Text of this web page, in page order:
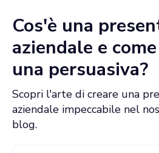
Cos'è una
aziendale e
una persuasiva?
Scopri l'arte di creare una
aziendale impeccabile nel
blog.